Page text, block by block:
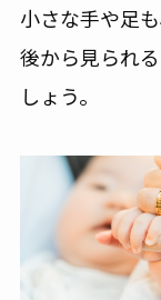
小さな手や足
後から見られ
しょう。